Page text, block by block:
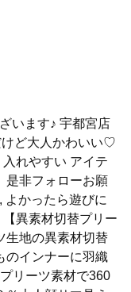
います♪ 宇都宮店
けど大人かわいい♡
れやすい アイテ
是非フォローお願
かったら遊びに
異素材切替プリー
生地の異素材切替
のインナーに羽織
リーツ素材で360